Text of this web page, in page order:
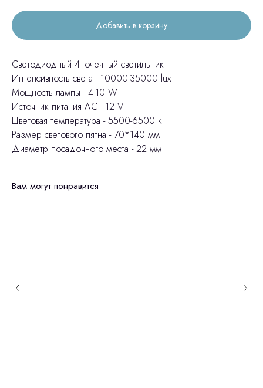
Добавить в корзину
Светодиодный 4-точечный светильник
Интенсивность света - 10000-35000 lux
Мощность лампы - 4-10 W
Источник питания АС - 12 V
Цветовая температура - 5500-6500 k
Размер светового пятна - 70*140 мм
Диаметр посадочного места - 22 мм
Вам могут понравится